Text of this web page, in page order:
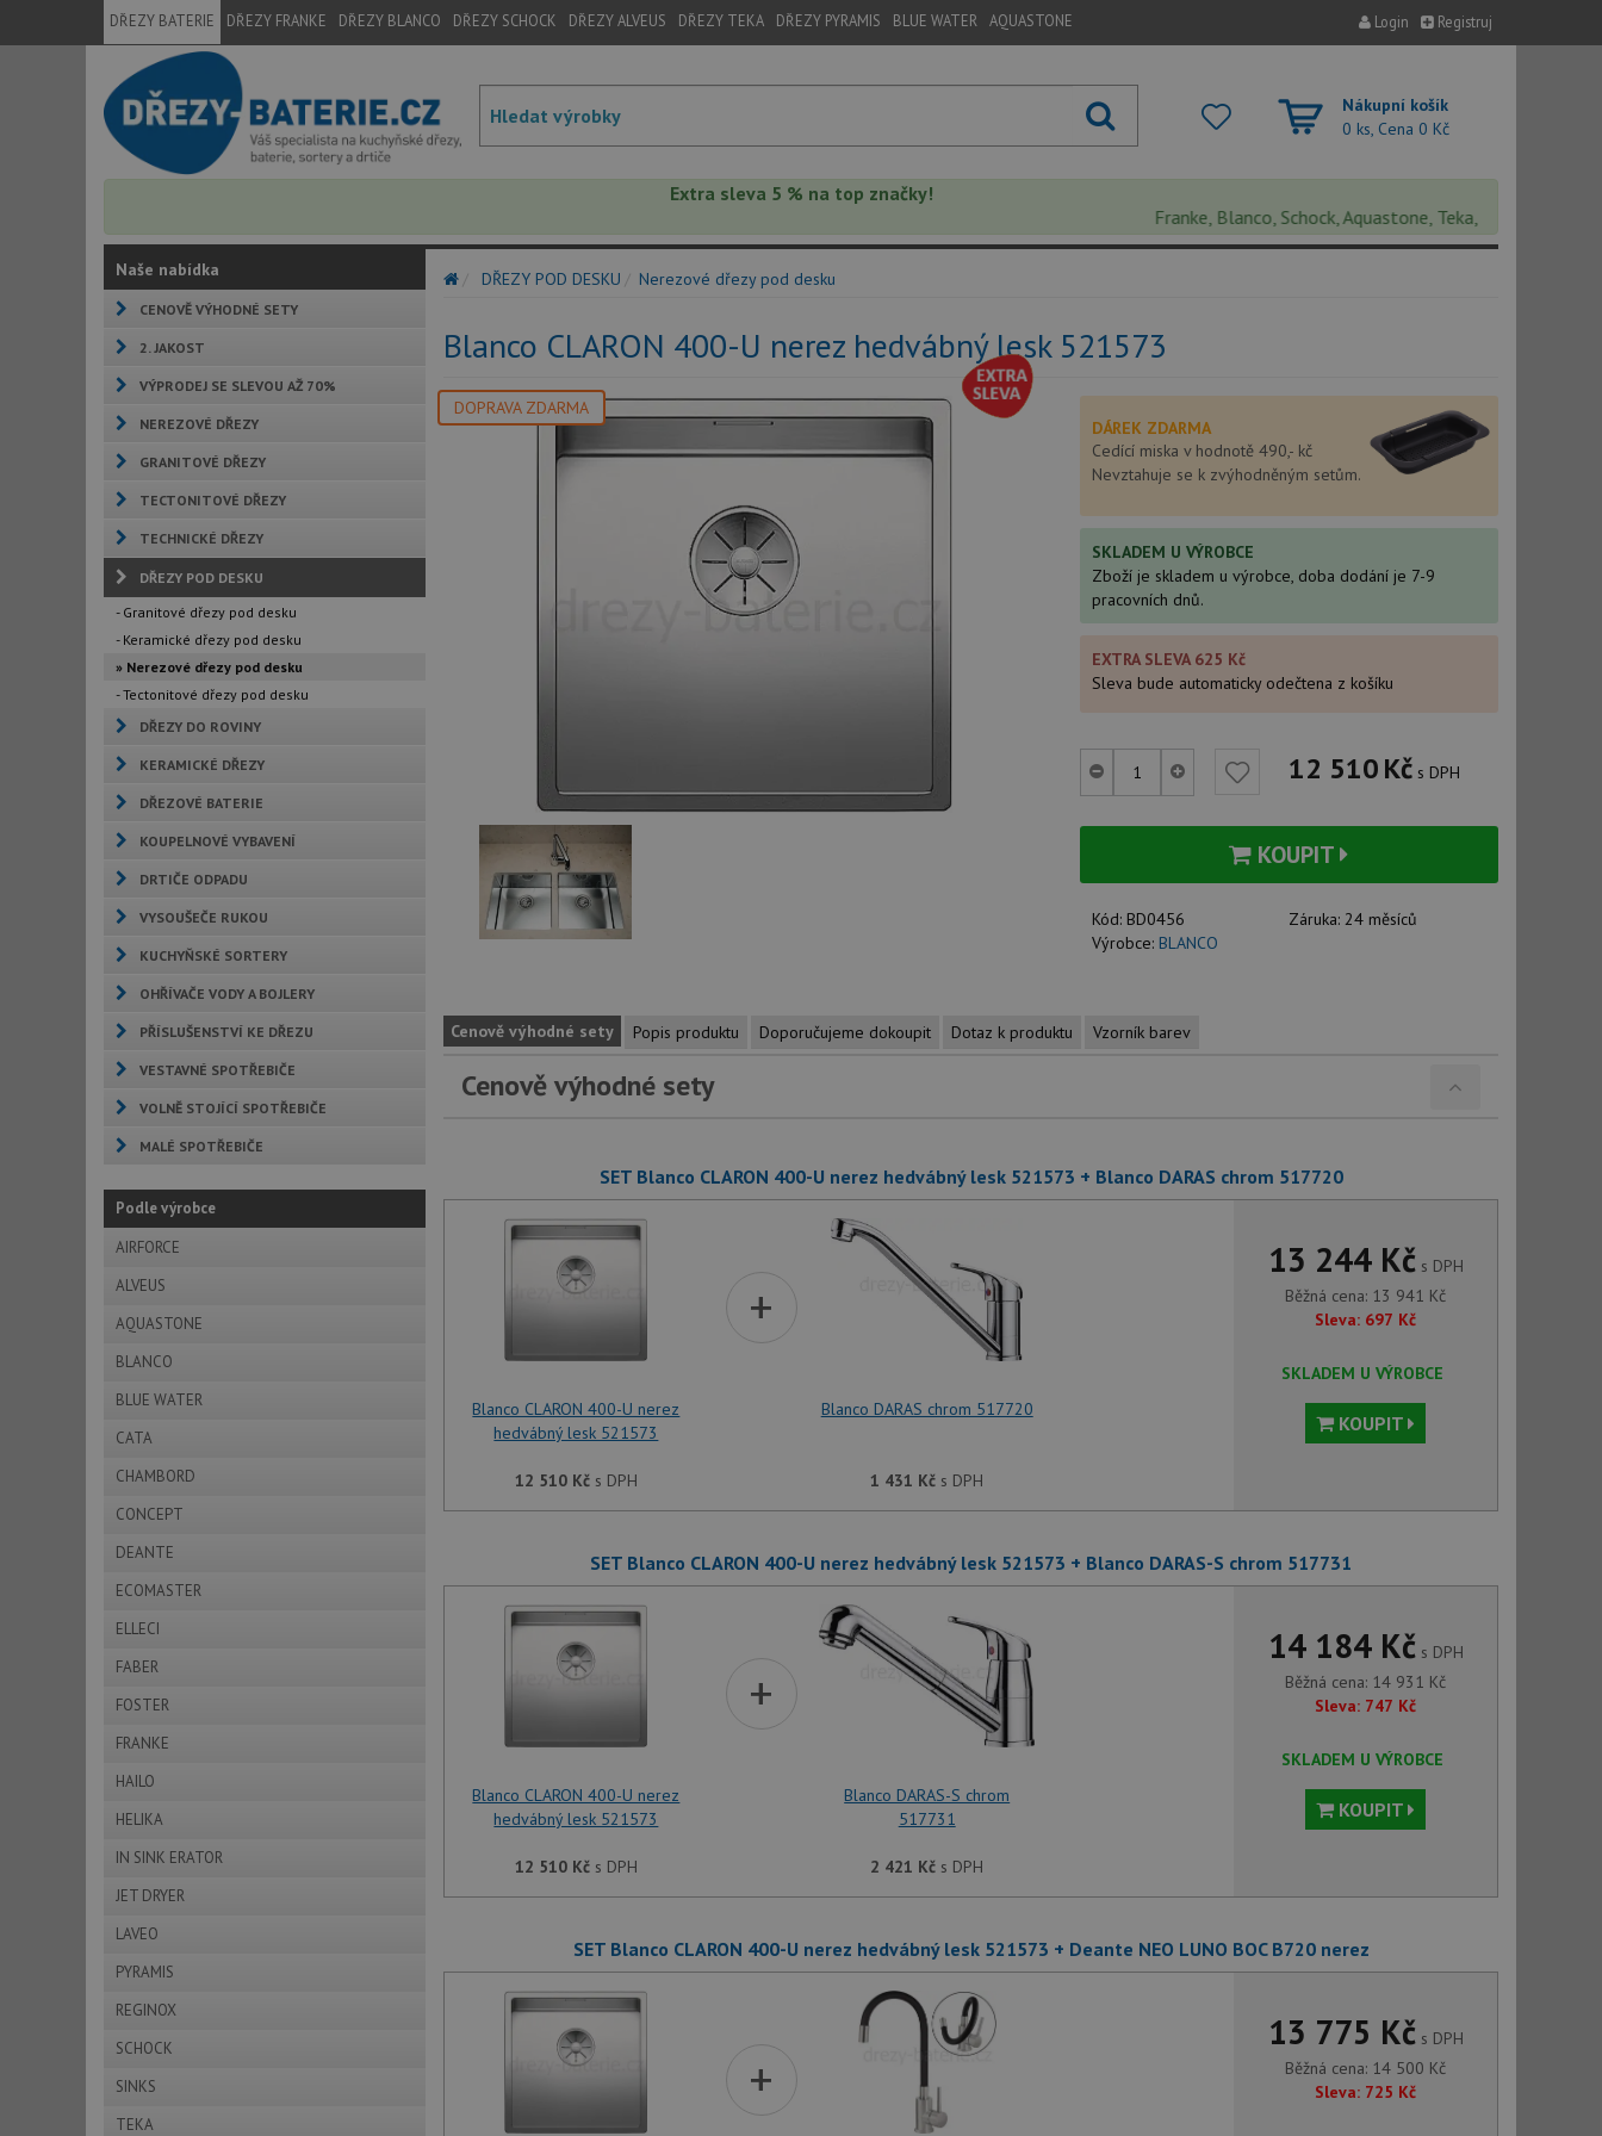
DŘEZY BATERIE DŘEZY FRANKE DŘEZY BLANCO DŘEZY SCHOCK DŘEZY ALVEUS DŘEZY TEKA DŘEZY PYRAMIS BLUE WATER AQUASTONE Login Registruj
Nákupní košík
0 ks, Cena 0 Kč
Extra sleva 5 % na top značky!
Franke, Blanco, Schock, Aquastone, Teka, Helika, Deante,
Naše nabídka
CENOVĚ VÝHODNÉ SETY
2. JAKOST
VÝPRODEJ SE SLEVOU AŽ 70%
NEREZOVÉ DŘEZY
GRANITOVÉ DŘEZY
TECTONITOVÉ DŘEZY
TECHNICKÉ DŘEZY
DŘEZY POD DESKU
- Granitové dřezy pod desku
- Keramické dřezy pod desku
» Nerezové dřezy pod desku
- Tectonitové dřezy pod desku
DŘEZY DO ROVINY
KERAMICKÉ DŘEZY
DŘEZOVÉ BATERIE
KOUPELNOVÉ VYBAVENÍ
DRTIČE ODPADU
VYSOUŠEČE RUKOU
KUCHYŇSKÉ SORTERY
OHŘÍVAČE VODY A BOJLERY
PŘÍSLUŠENSTVÍ KE DŘEZU
VESTAVNÉ SPOTŘEBIČE
VOLNĚ STOJÍCÍ SPOTŘEBIČE
MALÉ SPOTŘEBIČE
Podle výrobce
AIRFORCE
ALVEUS
AQUASTONE
BLANCO
BLUE WATER
CATA
CHAMBORD
CONCEPT
DEANTE
ECOMASTER
ELLECI
FABER
FOSTER
FRANKE
HAILO
HELIKA
IN SINK ERATOR
JET DRYER
LAVEO
PYRAMIS
REGINOX
SCHOCK
SINKS
TEKA
DŘEZY POD DESKU Nerezové dřezy pod desku
Blanco CLARON 400-U nerez hedvábný lesk 521573
DOPRAVA ZDARMA
DÁREK ZDARMA
Cedící miska v hodnotě 490,- kč
Nevztahuje se k zvýhodněným setům.
SKLADEM U VÝROBCE
Zboží je skladem u výrobce, doba dodání je 7-9
pracovních dnů.
EXTRA SLEVA 625 Kč
Sleva bude automaticky odečtena z košíku
12 510Kč s DPH
KOUPIT
Kód: BD0456 Záruka:24 měsíců
Výrobce: BLANCO
Cenově výhodné sety Popis produktu Doporučujeme dokoupit Dotaz k produktu Vzorník barev
Cenově výhodné sety
SET Blanco CLARON 400-U nerez hedvábný lesk 521573 + Blanco DARAS chrom 517720
Blanco CLARON 400-U nerez
hedvábný lesk 521573
12 510 Kčs DPH
+
Blanco DARAS chrom 517720
1 431 Kč s DPH
13 244 Kčs DPH
Běžná cena: 13 941 Kč
Sleva: 697 Kč
SKLADEM U VÝROBCE
KOUPIT
SET Blanco CLARON 400-U nerez hedvábný lesk 521573 + Blanco DARAS-S chrom 517731
Blanco CLARON 400-U nerez
hedvábný lesk 521573
12 510 Kčs DPH
+
Blanco DARAS-S chrom
517731
2 421 Kč s DPH
14 184 Kčs DPH
Běžná cena: 14 931 Kč
Sleva: 747 Kč
SKLADEM U VÝROBCE
KOUPIT
SET Blanco CLARON 400-U nerez hedvábný lesk 521573 + Deante NEO LUNO BOC B720 nerez
+
13 775 Kčs DPH
Běžná cena: 14 500 Kč
Sleva: 725 Kč